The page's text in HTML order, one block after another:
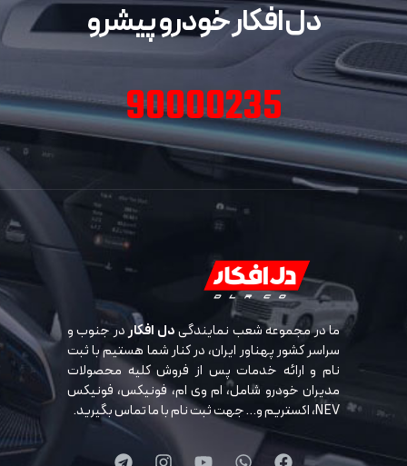
دل افکار خودرو پیشرو
90000235
ما در مجموعه شعب نمایندگیدل افکاردر جنوب و
سراسر کشور پهناور ایران، در کنار شما هستیم با ثبت
نام و ارائه خدمات پس از فروش کلیه محصولات
مدیران خودرو شامل، ام وی ام، فونیکس، فونیکس
NEV، اکستریم و… جهت ثبت نام با ما تماس بگیرید.